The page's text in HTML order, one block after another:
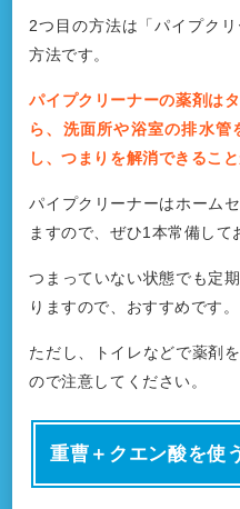
2つ目の方法は「パイプク
方法です。
パイプクリーナーの薬剤は
ら、洗面所や浴室の排水
し、つまりを解消できること
パイプクリーナーはホーム
ますので、ぜひ1本常備して
つまっていない状態でも定
りますので、おすすめです。
ただし、トイレなどで薬剤
ので注意してください。
重曹＋クエン酸を使